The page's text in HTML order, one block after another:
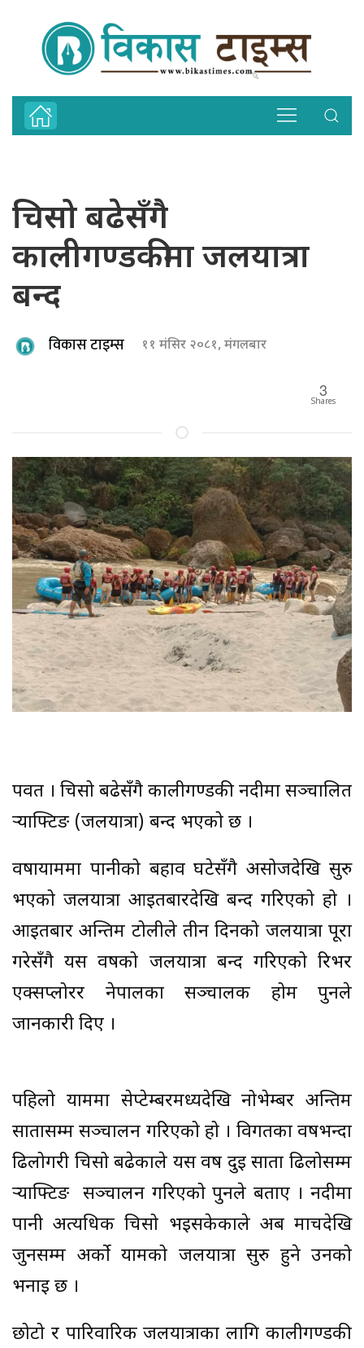
चिसो बढेसँगै
कालीगण्डकीमा जलयात्रा
बन्द
विकास टाइम्स ११ मंसिर २०८१, मंगलबार
3
Shares
पर्वत । चिसो बढेसँगै कालीगण्डकी नदीमा सञ्चालित
र्‍याफ्टिङ (जलयात्रा) बन्द भएको छ ।
वर्षायाममा पानीको बहाव घटेसँगै असोजदेखि सुरु
भएको जलयात्रा आइतबारदेखि बन्द गरिएको हो ।
आइतबार अन्तिम टोलीले तीन दिनको जलयात्रा पूरा
गरेसँगै यस वर्षको जलयात्रा बन्द गरिएको रिभर
एक्सप्लोरर नेपालका सञ्चालक होम पुनले
जानकारी दिए ।
पहिलो याममा सेप्टेम्बरमध्यदेखि नोभेम्बर अन्तिम
सातासम्म सञ्चालन गरिएको हो । विगतका वर्षभन्दा
ढिलोगरी चिसो बढेकाले यस वर्ष दुई साता ढिलोसम्म
र्‍याफ्टिङ सञ्चालन गरिएको पुनले बताए । नदीमा
पानी अत्यधिक चिसो भइसकेकाले अब मार्चदेखि
जुनसम्म अर्को यामको जलयात्रा सुरु हुने उनको
भनाइ छ ।
छोटो र पारिवारिक जलयात्राका लागि कालीगण्डकी